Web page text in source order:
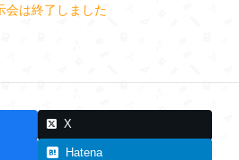
会は終了しました
X
Hatena